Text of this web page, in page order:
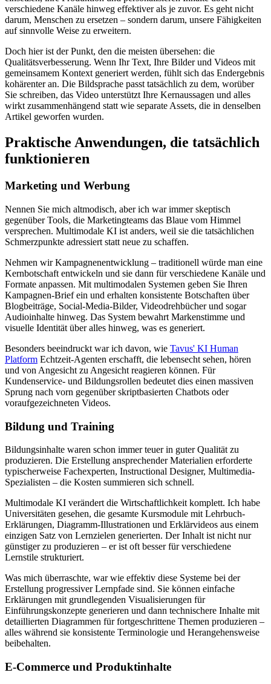
verschiedene Kanäle hinweg effektiver als je zuvor. Es geht nicht
darum, Menschen zu ersetzen – sondern darum, unsere Fähigkeiten
auf sinnvolle Weise zu erweitern.
Doch hier ist der Punkt, den die meisten übersehen: die
Qualitätsverbesserung. Wenn Ihr Text, Ihre Bilder und Videos mit
gemeinsamem Kontext generiert werden, fühlt sich das Endergebnis
kohärenter an. Die Bildsprache passt tatsächlich zu dem, worüber
Sie schreiben, das Video unterstützt Ihre Kernaussagen und alles
wirkt zusammenhängend statt wie separate Assets, die in denselben
Artikel geworfen wurden.
Praktische Anwendungen, die tatsächlich
funktionieren
Marketing und Werbung
Nennen Sie mich altmodisch, aber ich war immer skeptisch
gegenüber Tools, die Marketingteams das Blaue vom Himmel
versprechen. Multimodale KI ist anders, weil sie die tatsächlichen
Schmerzpunkte adressiert statt neue zu schaffen.
Nehmen wir Kampagnenentwicklung – traditionell würde man eine
Kernbotschaft entwickeln und sie dann für verschiedene Kanäle und
Formate anpassen. Mit multimodalen Systemen geben Sie Ihren
Kampagnen-Brief ein und erhalten konsistente Botschaften über
Blogbeiträge, Social-Media-Bilder, Videodrehbücher und sogar
Audioinhalte hinweg. Das System bewahrt Markenstimme und
visuelle Identität über alles hinweg, was es generiert.
Besonders beeindruckt war ich davon, wie Tavus' KI Human
Platform Echtzeit-Agenten erschafft, die lebensecht sehen, hören
und von Angesicht zu Angesicht reagieren können. Für
Kundenservice- und Bildungsrollen bedeutet dies einen massiven
Sprung nach vorn gegenüber skriptbasierten Chatbots oder
voraufgezeichneten Videos.
Bildung und Training
Bildungsinhalte waren schon immer teuer in guter Qualität zu
produzieren. Die Erstellung ansprechender Materialien erforderte
typischerweise Fachexperten, Instructional Designer, Multimedia-
Spezialisten – die Kosten summieren sich schnell.
Multimodale KI verändert die Wirtschaftlichkeit komplett. Ich habe
Universitäten gesehen, die gesamte Kursmodule mit Lehrbuch-
Erklärungen, Diagramm-Illustrationen und Erklärvideos aus einem
einzigen Satz von Lernzielen generierten. Der Inhalt ist nicht nur
günstiger zu produzieren – er ist oft besser für verschiedene
Lernstile strukturiert.
Was mich überraschte, war wie effektiv diese Systeme bei der
Erstellung progressiver Lernpfade sind. Sie können einfache
Erklärungen mit grundlegenden Visualisierungen für
Einführungskonzepte generieren und dann technischere Inhalte mit
detaillierten Diagrammen für fortgeschrittene Themen produzieren –
alles während sie konsistente Terminologie und Herangehensweise
beibehalten.
E-Commerce und Produktinhalte